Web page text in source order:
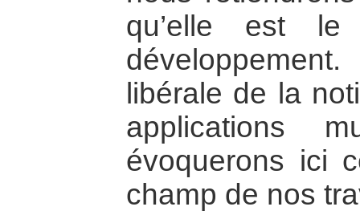
qu’elle est
libérale de la
applications
évoquerons ici
champ de nos